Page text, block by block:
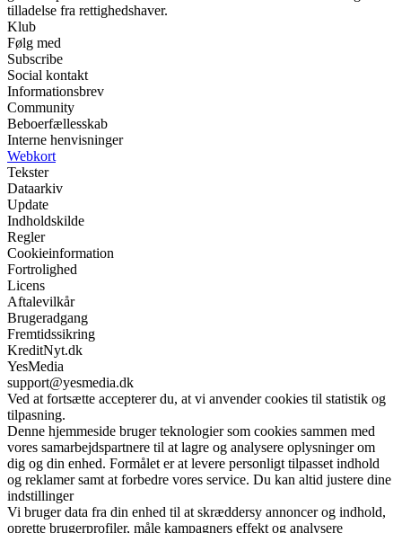
tilladelse fra rettighedshaver.
Klub
Følg med
Subscribe
Social kontakt
Informationsbrev
Community
Beboerfællesskab
Interne henvisninger
Webkort
Tekster
Dataarkiv
Update
Indholdskilde
Regler
Cookieinformation
Fortrolighed
Licens
Aftalevilkår
Brugeradgang
Fremtidssikring
KreditNyt.dk
YesMedia
support@yesmedia.dk
Ved at fortsætte accepterer du, at vi anvender cookies til statistik og
tilpasning.
Denne hjemmeside bruger teknologier som cookies sammen med
vores samarbejdspartnere til at lagre og analysere oplysninger om
dig og din enhed. Formålet er at levere personligt tilpasset indhold
og reklamer samt at forbedre vores service. Du kan altid justere dine
indstillinger
Vi bruger data fra din enhed til at skræddersy annoncer og indhold,
oprette brugerprofiler, måle kampagners effekt og analysere